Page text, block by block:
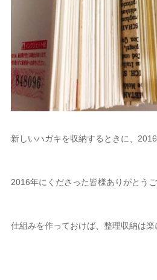
新しいハガキを収納するときに、
2016年にくださった皆様ありがとう
仕組みを作っておけば、整理収納は楽